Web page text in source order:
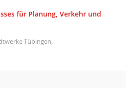
für Planung, Verkehr und
Tübingen,